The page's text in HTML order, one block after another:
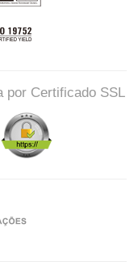
por Certificado SSL